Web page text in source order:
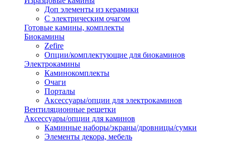
Доп элементы из керамики
С электрическим очагом
Готовые камины, комплекты
Биокамины
Zefire
Опции/комплектующие для биокаминов
Электрокамины
Каминокомплекты
Очаги
Порталы
Аксессуары/опции для электрокаминов
Вентиляционные решетки
Аксессуары/опции для каминов
Каминные наборы/экраны/дровницы/сумки
Элементы декора, мебель